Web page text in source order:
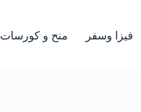
فيزا وسفر منح و كورسات